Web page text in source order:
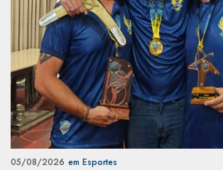
05/08/2026 em Esportes